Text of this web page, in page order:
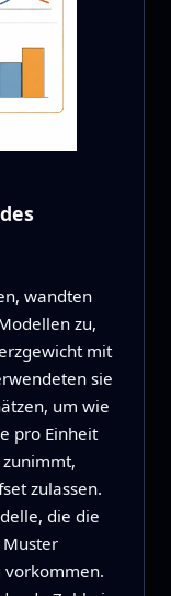
wandten
zu,
mit
sie
um wie
pro Einheit
zulassen.
die die
vorkommen.